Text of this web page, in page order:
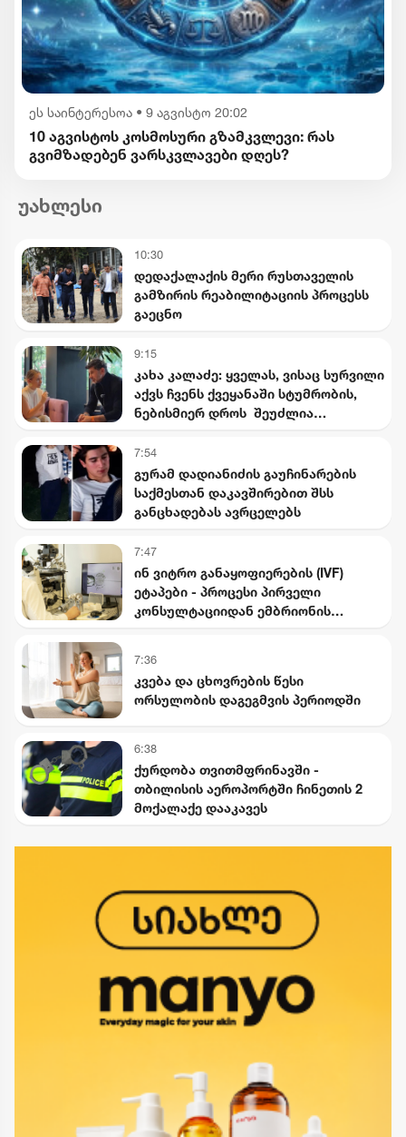
ეს საინტერესოა • 9 აგვისტო 20:02
10 აგვისტოს კოსმოსური გზამკვლევი: რას
გვიმზადებენ ვარსკვლავები დღეს?
უახლესი
10:30
დედაქალაქის მერი რუსთაველის
გამზირის რეაბილიტაციის პროცესს
გაეცნო
9:15
კახა კალაძე: ყველას, ვისაც სურვილი
აქვს ჩვენს ქვეყანაში სტუმრობის,
ნებისმიერ დროს შეუძლია
წარმოშობისა
7:54
გურამ დადიანიძის გაუჩინარების
საქმესთან დაკავშირებით შსს
განცხადებას ავრცელებს
7:47
ინ ვიტრო განაყოფიერების (IVF)
ეტაპები - პროცესი პირველი
კონსულტაციიდან ემბრიონის
7:36
კვება და ცხოვრების წესი
ორსულობის დაგეგმვის პერიოდში
6:38
ქურდობა თვითმფრინავში -
თბილისის აეროპორტში ჩინეთის 2
მოქალაქე დააკავეს